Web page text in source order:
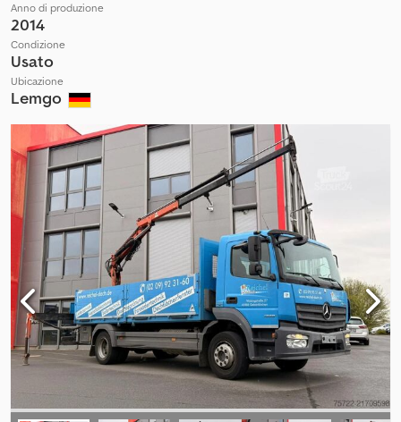
Anno di produzione
2014
Condizione
Usato
Ubicazione
Lemgo